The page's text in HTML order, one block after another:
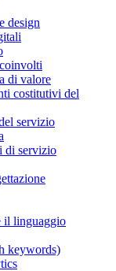
design
di valore
costitutivi del
servizio
di servizio
il linguaggio
keywords)